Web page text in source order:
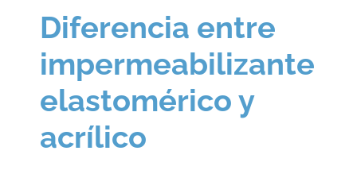
Diferencia entre
impermeabilizante
elastomérico y
acrílico